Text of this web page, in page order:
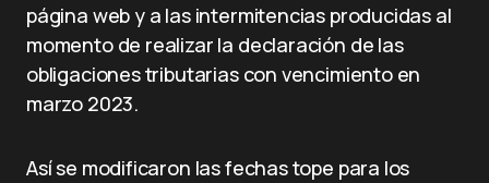
página web y a las intermitencias producidas al
momento de realizar la declaración de las
obligaciones tributarias con vencimiento en
marzo 2023.
Así se modificaron las fechas tope para los